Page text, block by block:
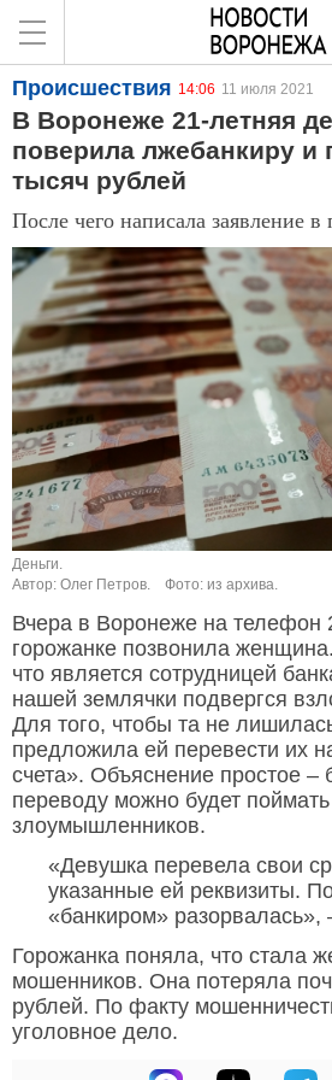
Происшествия 14:06 11 июля 2021
В Воронеже 21-летняя
поверила лжебанкиру и
тысяч рублей
После чего написала заявление
Деньги.
Автор: Олег Петров.
Фото: из архива.
Вчера в Воронеже на телефон
горожанке позвонила
что является сотрудницей
нашей землячки подвергся
Для того, чтобы та не
предложила ей перевести их
счета». Объяснение простое –
переводу можно будет поймать
злоумышленников.
«Девушка перевела свои
указанные ей реквизиты.
«банкиром»
Горожанка поняла, что стала
мошенников. Она потеряла
рублей. По факту
уголовное дело.